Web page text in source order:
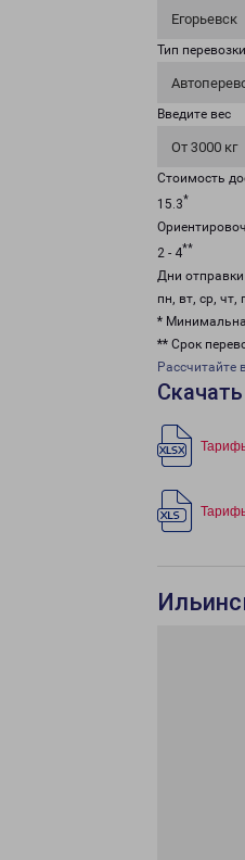
Егорьевск
Тип перевозки
Введите вес
От 3000 кг
Стоимость
15.3*
2 - 4**
Дни отправки
пн, вт, ср, чт,
*
** Срок
Рассчитайте